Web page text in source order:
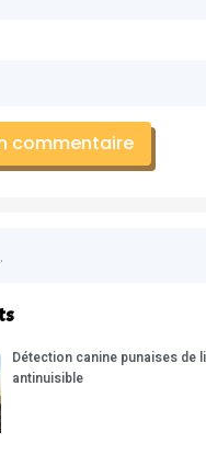
Détection canine punaises de
antinuisible